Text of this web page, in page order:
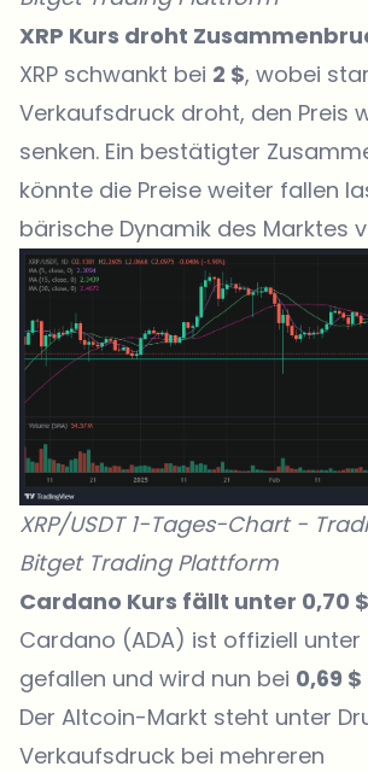
XRP Kurs droht
XRP schwankt bei 2 $, wobei
Verkaufsdruck droht, den Preis
senken. Ein bestätigter
könnte die Preise weiter fallen
bärische Dynamik des Marktes
XRP/USDT 1-Tages-Chart -
Bitget Trading Plattform
Cardano Kurs fällt unter 0,70 $
Cardano (ADA) ist offiziell unter
gefallen und wird nun bei 0,69 $
Der Altcoin-Markt steht unter
Verkaufsdruck bei mehreren